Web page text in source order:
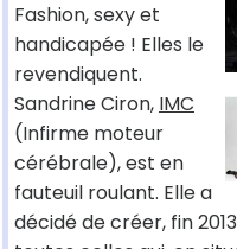
Fashion, sexy et
handicapée ! Elles le
revendiquent.
Sandrine Ciron, IMC
(Infirme moteur
cérébrale), est en
fauteuil roulant. Elle a
décidé de créer, fin